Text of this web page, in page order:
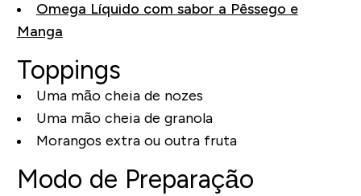
Omega Líquido com sabor a Pêssego e
Manga
Toppings
Uma mão cheia de nozes
Uma mão cheia de granola
Morangos extra ou outra fruta
Modo de Preparação